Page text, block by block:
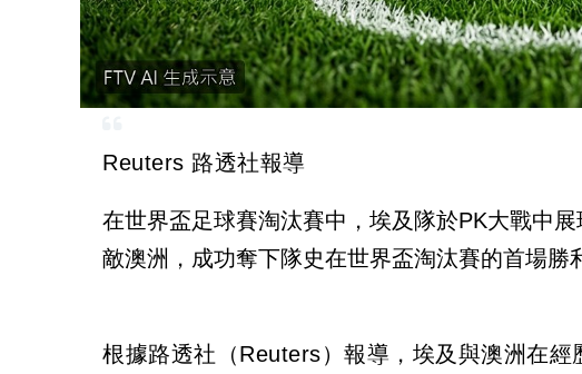
Reuters 路透社報導
在世界盃足球賽淘汰賽中，埃及隊於PK大戰中
敵澳洲，成功奪下隊史在世界盃淘汰賽的首場勝
根據路透社（Reuters）報導，埃及與澳洲在